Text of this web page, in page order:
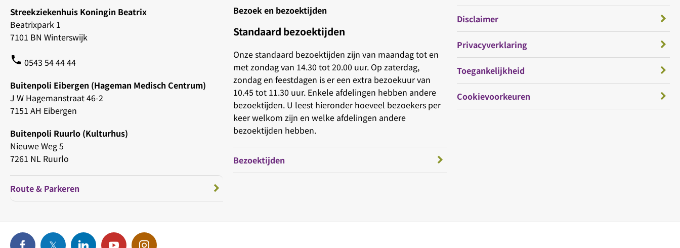
Streekziekenhuis Koningin Beatrix
Beatrixpark 1
7101 BN Winterswijk
phone 0543 54 44 44
Buitenpoli Eibergen (Hageman Medisch Centrum)
J W Hagemanstraat 46-2
7151 AH Eibergen
Buitenpoli Ruurlo (Kulturhus)
Nieuwe Weg 5
7261 NL Ruurlo
Route & Parkeren
Bezoek en bezoektijden
Standaard bezoektijden
Onze standaard bezoektijden zijn van maandag tot en
met zondag van 14.30 tot 20.00 uur. Op zaterdag,
zondag en feestdagen is er een extra bezoekuur van
10.45 tot 11.30 uur. Enkele afdelingen hebben andere
bezoektijden. U leest hieronder hoeveel bezoekers per
keer welkom zijn en welke afdelingen andere
bezoektijden hebben.
Bezoektijden
Disclaimer
Privacyverklaring
Toegankelijkheid
Cookievoorkeuren